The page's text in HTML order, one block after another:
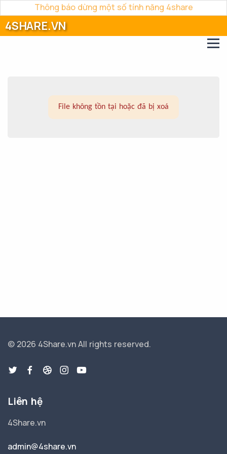
Thông báo dừng một số tính năng 4share
4SHARE.VN
File không tồn tại hoặc đã bị xoá
© 2026 4Share.vnAll rights reserved.
Liên hệ
4Share.vn
admin@4share.vn